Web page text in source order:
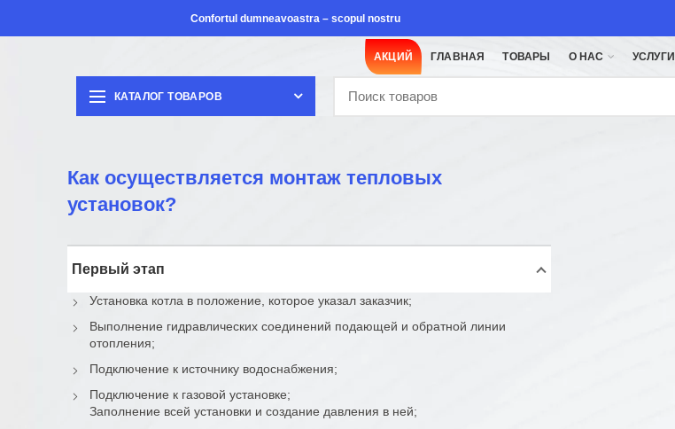
Confortul dumneavoastra – scopul nostru
АКЦИЙ ГЛАВНАЯ ТОВАРЫ О НАС УСЛУГИ
КАТАЛОГ ТОВАРОВ
Как осуществляется монтаж тепловых
установок?
Первый этап
Установка котла в положение, которое указал заказчик;
Выполнение гидравлических соединений подающей и обратной линии
отопления;
Подключение к источнику водоснабжения;
Подключение к газовой установке;
Заполнение всей установки и создание давления в ней;